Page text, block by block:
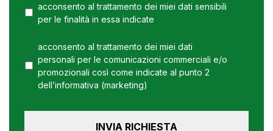
acconsento al trattamento dei miei dati sensibili
per le finalità in essa indicate
acconsento al trattamento dei miei dati
personali per le comunicazioni commerciali e/o
promozionali così come indicate al punto 2
dell’informativa (marketing)